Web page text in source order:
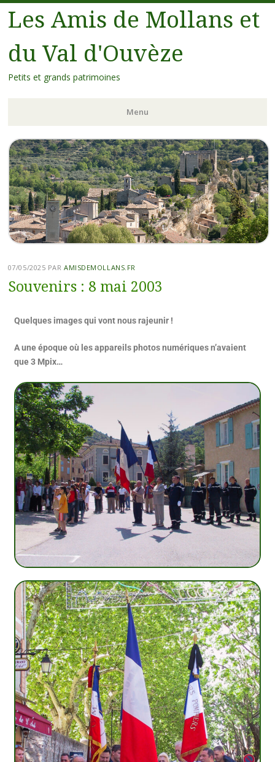
Les Amis de Mollans et
du Val d'Ouvèze
Petits et grands patrimoines
Menu
07/05/2025 PARAMISDEMOLLANS.FR
Souvenirs : 8 mai 2003
Quelques images qui vont nous rajeunir !
A une époque où les appareils photos numériques n’avaient
que 3 Mpix…